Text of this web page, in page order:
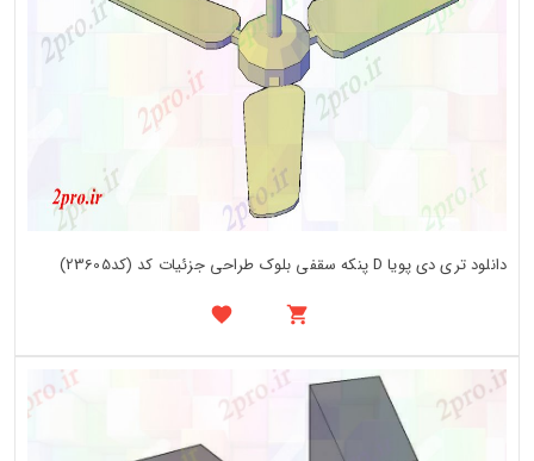
دانلود تری دی پویا D پنکه سقفی بلوک طراحی جزئیات کد (کد23605)